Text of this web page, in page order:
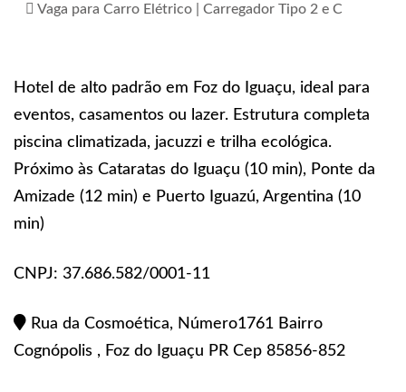
Vaga para Carro Elétrico | Carregador Tipo 2 e C
Hotel de alto padrão em Foz do Iguaçu, ideal para
eventos, casamentos ou lazer. Estrutura completa
piscina climatizada, jacuzzi e trilha ecológica.
Próximo às Cataratas do Iguaçu (10 min), Ponte da
Amizade (12 min) e Puerto Iguazú, Argentina (10
min)
CNPJ: 37.686.582/0001-11
Rua da Cosmoética, Número1761 Bairro
Cognópolis , Foz do Iguaçu PR Cep 85856-852